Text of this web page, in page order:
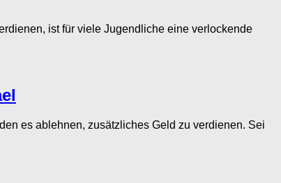
ist für viele Jugendliche eine verlockende
es ablehnen, zusätzliches Geld zu verdienen. Sei